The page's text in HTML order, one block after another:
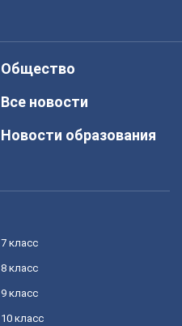
Общество
Все новости
Новости образования
7 класс
8 класс
9 класс
10 класс